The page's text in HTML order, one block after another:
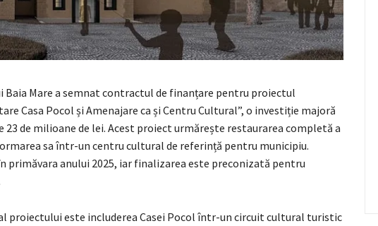
Baia Mare a semnat contractul de finanțare pentru proiectul
Casa Pocol și Amenajare ca și Centru Cultural”, o investiție majoră
23 de milioane de lei. Acest proiect urmărește restaurarea completă a
sa într-un centru cultural de referință pentru municipiu.
primăvara anului 2025, iar finalizarea este preconizată pentru
proiectului este includerea Casei Pocol într-un circuit cultural turistic